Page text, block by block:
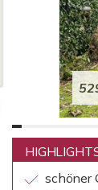
schöner